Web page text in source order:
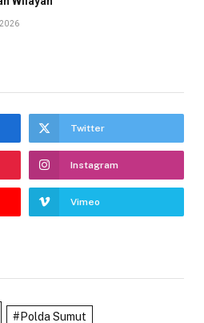
Twitter
Instagram
Vimeo
#Polda Sumut